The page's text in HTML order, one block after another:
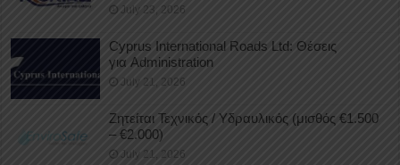
July 23, 2026
Cyprus International Roads Ltd: Θέσεις
για Administration
July 21, 2026
Ζητείται Τεχνικός / Υδραυλικός (μισθός €1.500
– €2.000)
July 21, 2026